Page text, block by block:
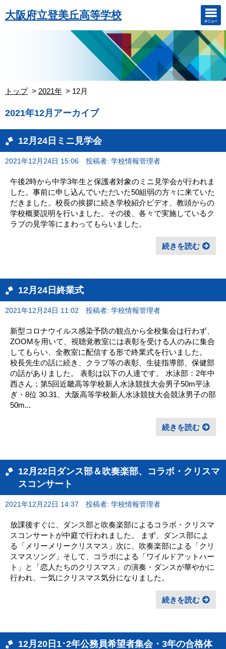
大阪府立登美丘高等学校
トップ 2021年 12月
2021年12月アーカイブ
12月24日ミニ見学会
2021年12月24日 15:06 投稿者: 学校情報管理者
午後2時から中学3年生と保護者対象のミニ見学会が行われま
した。事前に申し込んでいただいた50組弱の方々に来ていた
だきました。校長の挨拶に続き学校紹介ビデオ、教頭からの
学校概要説明を行いました。その後、各々で実施しているク
ラブの見学等にまわってもらいました。
続きを読む
12月24日終業式
2021年12月24日 11:02 投稿者: 学校情報管理者
新型コロナウイルス感染予防の観点から全校集会は行わず、
ZOOMを用いて、視聴覚教室には表彰を受ける人のみに集合
してもらい、全教室に配信する形で終業式を行いました。
校長先生の話に続き、クラブ等の表彰、生徒指導部、保健部
の話がありました。 表彰は以下の人達です。 水泳部：2年中
西さん；第5回近畿高等学校新人水泳競技大会男子50m平泳
ぎ・8位 30.31、大阪高等学校新人水泳競技大会競泳男子の部
50m...
続きを読む
12月22日ダンス部＆吹奏楽部、コラボ・クリスマ
スコンサート
2021年12月22日 14:37 投稿者: 学校情報管理者
放課後すぐに、ダンス部と吹奏楽部によるコラボ・クリスマ
スコンサートが中庭で行われました。 まず、ダンス部によ
る「メリーメリークリスマス」次に、吹奏楽部による「クリ
スマスソング」そして、コラボによる「ワイルドアットハー
ト」と「恋人たちのクリスマス」の演奏・ダンスが華やかに
行われ、一気にクリスマス気分になりました。
続きを読む
12月20日1･2年公務員希望者集会・3年の合格体